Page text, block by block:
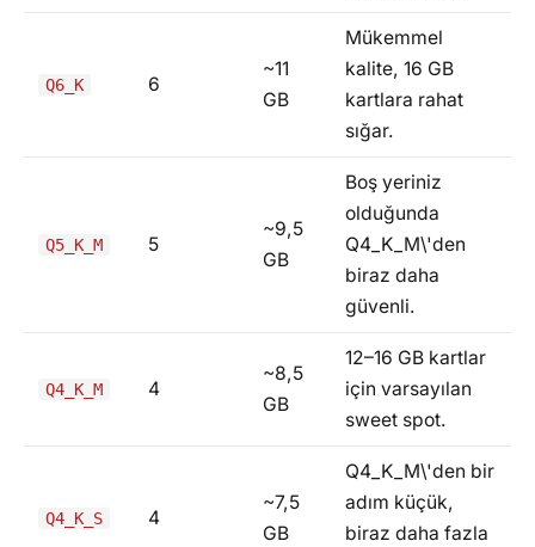
Q6_K 6
~11
GB
Mükemmel
kalite, 16 GB
kartlara rahat
sığar.
Q5_K_M 5
~9,5
GB
Boş yeriniz
olduğunda
Q4_K_M\'den
biraz daha
güvenli.
Q4_K_M 4
~8,5
GB
12–16 GB kartlar
için varsayılan
sweet spot.
Q4_K_S 4
~7,5
GB
Q4_K_M\'den bir
adım küçük,
biraz daha fazla